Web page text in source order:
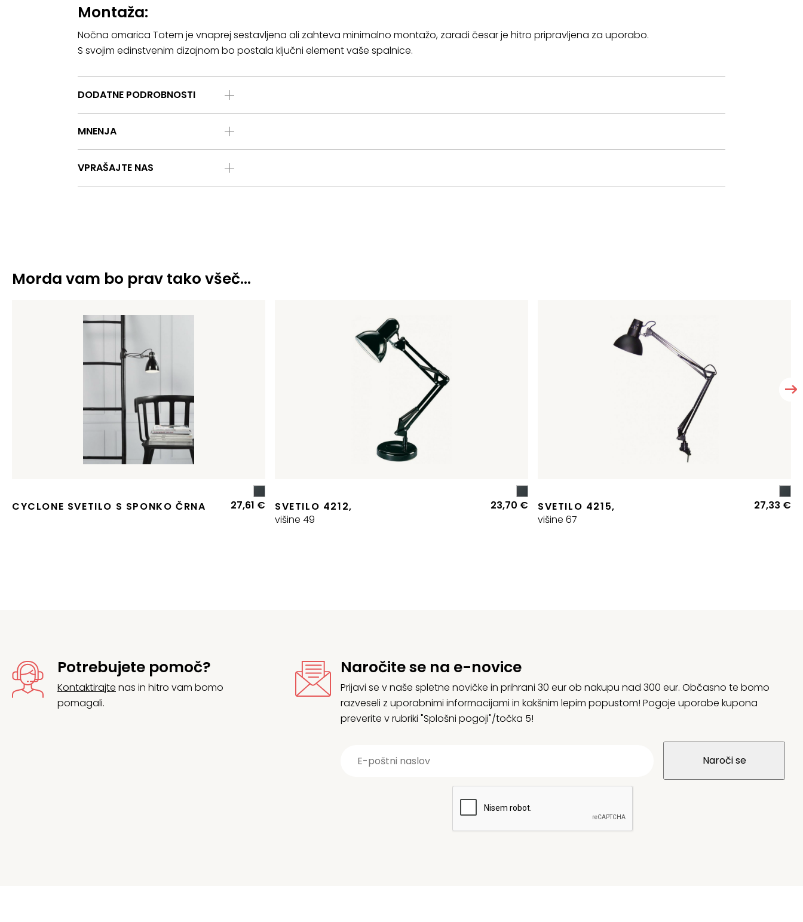
Montaža:
Nočna omarica Totem je vnaprej sestavljena ali zahteva minimalno montažo, zaradi česar je hitro pripravljena za uporabo.
S svojim edinstvenim dizajnom bo postala ključni element vaše spalnice.
DODATNE PODROBNOSTI
MNENJA
VPRAŠAJTE NAS
Morda vam bo prav tako všeč…
CYCLONE SVETILO S SPONKO ČRNA 27,61 €
SVETILO 4212,
višine 49
23,70 €
SVETILO 4215,
višine 67
27,33 €
Potrebujete pomoč?
Kontaktirajte nas in hitro vam bomo
pomagali.
Naročite se na e-novice
Prijavi se v naše spletne novičke in prihrani 30 eur ob nakupu nad 300 eur. Občasno te bomo
razveseli z uporabnimi informacijami in kakšnim lepim popustom! Pogoje uporabe kupona
preverite v rubriki "Splošni pogoji"/točka 5!